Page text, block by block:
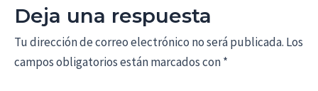
Deja una respuesta
Tu dirección de correo electrónico no será publicada. Los
campos obligatorios están marcados con*